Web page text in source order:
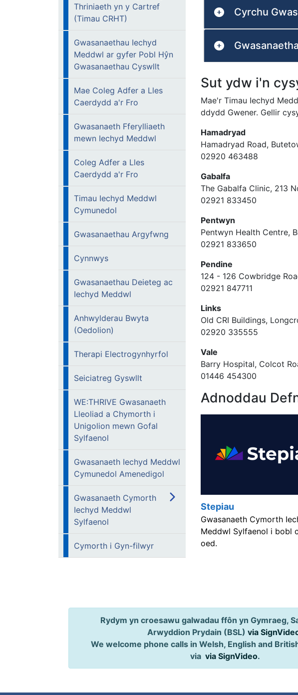
Thriniaeth yn y Cartref
(Timau CRHT)
Gwasanaethau Iechyd
Meddwl ar gyfer Pobl Hŷn
Gwasanaethau Cyswllt
Mae Coleg Adfer a Lles
Caerdydd a'r Fro
Gwasanaeth Fferylliaeth
mewn Iechyd Meddwl
Coleg Adfer a Lles
Caerdydd a'r Fro
Timau Iechyd Meddwl
Cymunedol
Gwasanaethau Argyfwng
Cynnwys
Gwasanaethau Deieteg ac
Iechyd Meddwl
Anhwylderau Bwyta
(Oedolion)
Therapi Electrogynhyrfol
Seiciatreg Gyswllt
WE:THRIVE Gwasanaeth
Lleoliad a Chymorth i
Unigolion mewn Gofal
Sylfaenol
Gwasanaeth Iechyd Meddwl
Cymunedol Amenedigol
Gwasanaeth Cymorth
Iechyd Meddwl
Sylfaenol
Cymorth i Gyn-filwyr
Cyrchu
Sut ydw i'n
Mae'r Timau Iechyd
ddydd Gwener. Gellir
Hamadryad
Hamadryad Road,
02920 463488
Gabalfa
The Gabalfa Clinic, 213
02921 833450
Pentwyn
Pentwyn Health Centre,
02921 833650
Pendine
124 - 126 Cowbridge
02921 847711
Links
Old CRI Buildings,
02920 335555
Vale
Barry Hospital, Colcot
01446 454300
Adnoddau
Stepiau
Gwasanaeth Cymorth
Meddwl Sylfaenol i bobl
oed.
Rydym yn croesawu galwadau ffôn yn Gymraeg,
Arwyddion Prydain (BSL)via
We welcome phone calls in Welsh, English and
via via SignVideo.